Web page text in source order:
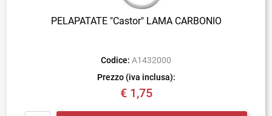
PELAPATATE "Castor" LAMA CARBONIO
Codice: A1432000
Prezzo (iva inclusa):
€ 1,75